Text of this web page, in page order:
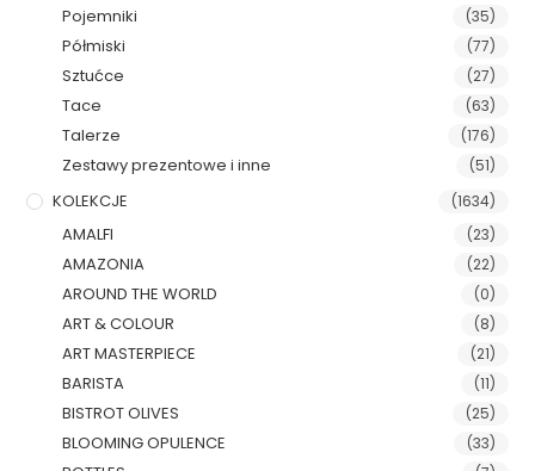
Pojemniki (35)
Półmiski (77)
Sztućce (27)
Tace (63)
Talerze (176)
Zestawy prezentowe i inne (51)
KOLEKCJE (1634)
AMALFI (23)
AMAZONIA (22)
AROUND THE WORLD (0)
ART & COLOUR (8)
ART MASTERPIECE (21)
BARISTA (11)
BISTROT OLIVES (25)
BLOOMING OPULENCE (33)